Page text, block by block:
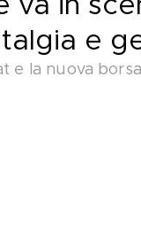
va in
e
la nuova borsa